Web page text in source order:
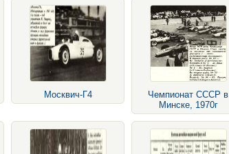
Москвич-Г4
Чемпионат СССР в
Минске, 1970г